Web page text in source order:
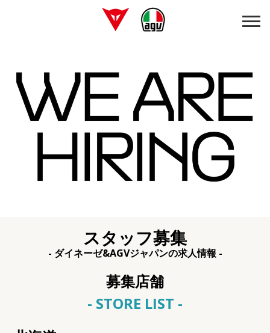
スタッフ募集
- ダイネーゼ&AGVジャパンの求人情報 -
募集店舗
- STORE LIST -